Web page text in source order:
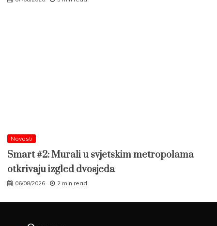
Novosti
Smart #2: Murali u svjetskim metropolama
otkrivaju izgled dvosjeda
06/08/2026 2 min read